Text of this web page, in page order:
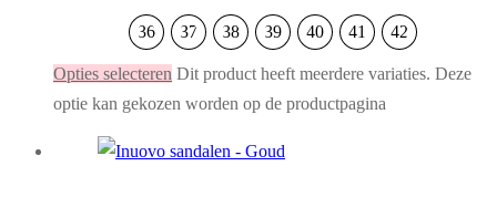
36 37 38 39 40 41 42
Opties selecteren Dit product heeft meerdere variaties. Deze
optie kan gekozen worden op de productpagina